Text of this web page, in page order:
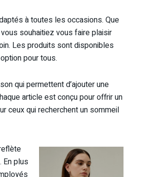
à toutes les occasions. Que
souhaitiez vous faire plaisir
Les produits sont disponibles
pour tous.
qui permettent d’ajouter une
article est conçu pour offrir un
ceux qui recherchent un sommeil
En plus